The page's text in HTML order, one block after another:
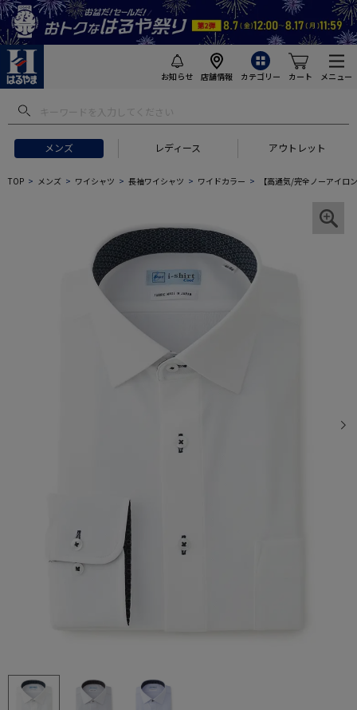
お知らせ 店舗情報 カテゴリー カート メニュー
メンズ レディース アウトレット
TOP メンズ ワイシャツ 長袖ワイシャツ ワイドカラー 【高通気/完全ノーアイロ